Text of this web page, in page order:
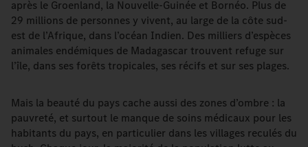
après le Groenland, la Nouvelle-Guinée et Bornéo. Plus de
29 millions de personnes y vivent, au large de la côte sud-
est de l’Afrique, dans l’océan Indien. Des milliers d’espèces
animales endémiques de Madagascar trouvent refuge sur
l’île, dans ses forêts tropicales, ses récifs et sur ses plages.
Mais la beauté du pays cache aussi des zones d’ombre : la
pauvreté, et surtout le manque de soins médicaux pour les
habitants du pays, en particulier dans les villages reculés du